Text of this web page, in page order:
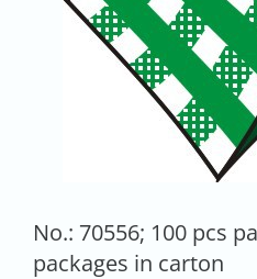
No.: 70556; 100 pcs
packages in carton